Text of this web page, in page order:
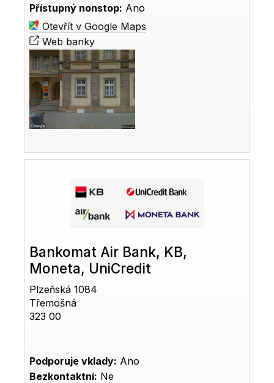
Přístupný nonstop: Ano
Otevřít v Google Maps
Web banky
Bankomat Air Bank, KB,
Moneta, UniCredit
Plzeňská 1084
Třemošná
323 00
Podporuje vklady: Ano
Bezkontaktní: Ne